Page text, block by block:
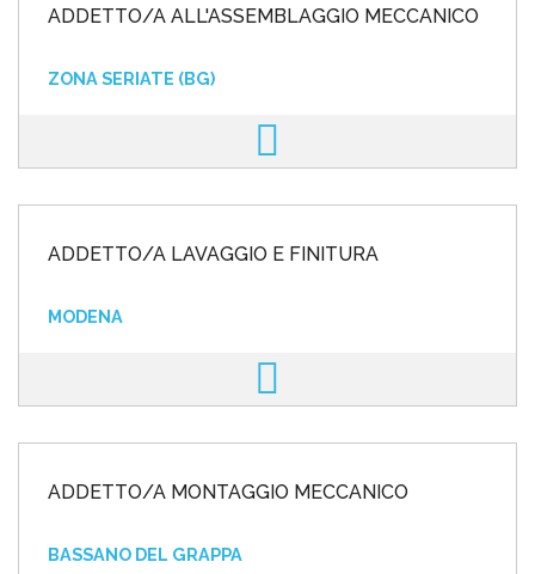
ADDETTO/A ALL'ASSEMBLAGGIO MECCANICO
ZONA SERIATE (BG)
ADDETTO/A LAVAGGIO E FINITURA
MODENA
ADDETTO/A MONTAGGIO MECCANICO
BASSANO DEL GRAPPA